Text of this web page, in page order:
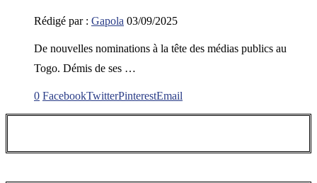
Rédigé par : Gapola 03/09/2025
De nouvelles nominations à la tête des médias publics au
Togo. Démis de ses …
0 FacebookTwitterPinterestEmail